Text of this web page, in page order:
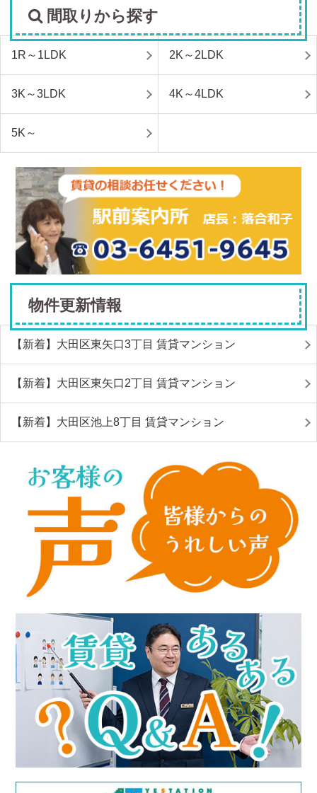
間取りから探す
1R～1LDK 2K～2LDK
3K～3LDK 4K～4LDK
5K～
物件更新情報
【新着】大田区東矢口3丁目 賃貸マンション
【新着】大田区東矢口2丁目 賃貸マンション
【新着】大田区池上8丁目 賃貸マンション